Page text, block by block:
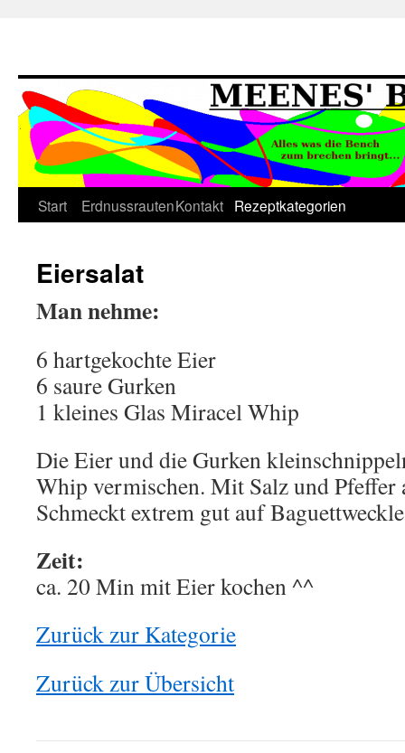
Springe
Inhalt
Start ErdnussrautenKontakt Rezeptkategorien
Eiersalat
Man nehme:
6 hartgekochte Eier
6 saure Gurken
1 kleines Glas Miracel Whip
Die Eier und die Gurken
Whip vermischen. Mit Salz und Pfeffer
Schmeckt extrem gut auf
Zeit:
ca. 20 Min mit Eier kochen ^^
Zurück zur Kategorie
Zurück zur Übersicht